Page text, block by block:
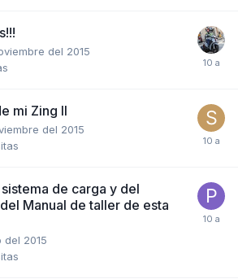
del 2015
mi Zing II
del 2015
de carga y del
Manual de taller de esta
del 2015